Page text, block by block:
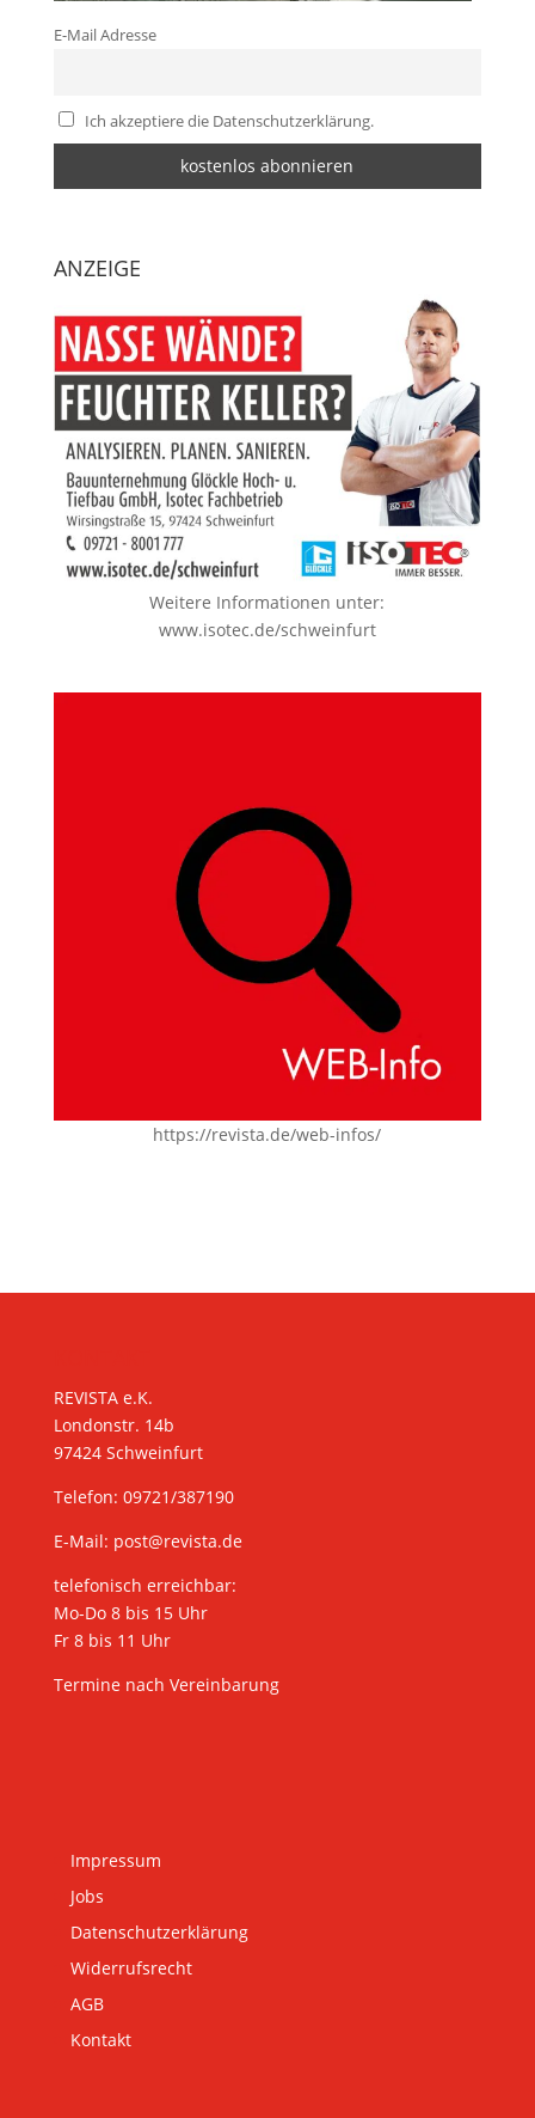
E-Mail Adresse
Ich akzeptiere die Datenschutzerklärung.
ANZEIGE
Weitere Informationen unter:
www.isotec.de/schweinfurt
https://revista.de/web-infos/
REVISTA e.K.
Londonstr. 14b
97424 Schweinfurt
Telefon: 09721/387190
E-Mail: post@revista.de
telefonisch erreichbar:
Mo-Do 8 bis 15 Uhr
Fr 8 bis 11 Uhr
Termine nach Vereinbarung
Impressum
Jobs
Datenschutzerklärung
Widerrufsrecht
AGB
Kontakt